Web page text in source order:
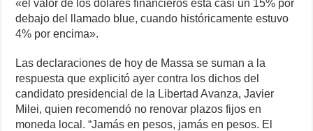
«el valor de los dólares financieros esta casi un 15% por
debajo del llamado blue, cuando históricamente estuvo
4% por encima».
Las declaraciones de hoy de Massa se suman a la
respuesta que explicitó ayer contra los dichos del
candidato presidencial de la Libertad Avanza, Javier
Milei, quien recomendó no renovar plazos fijos en
moneda local. “Jamás en pesos, jamás en pesos. El